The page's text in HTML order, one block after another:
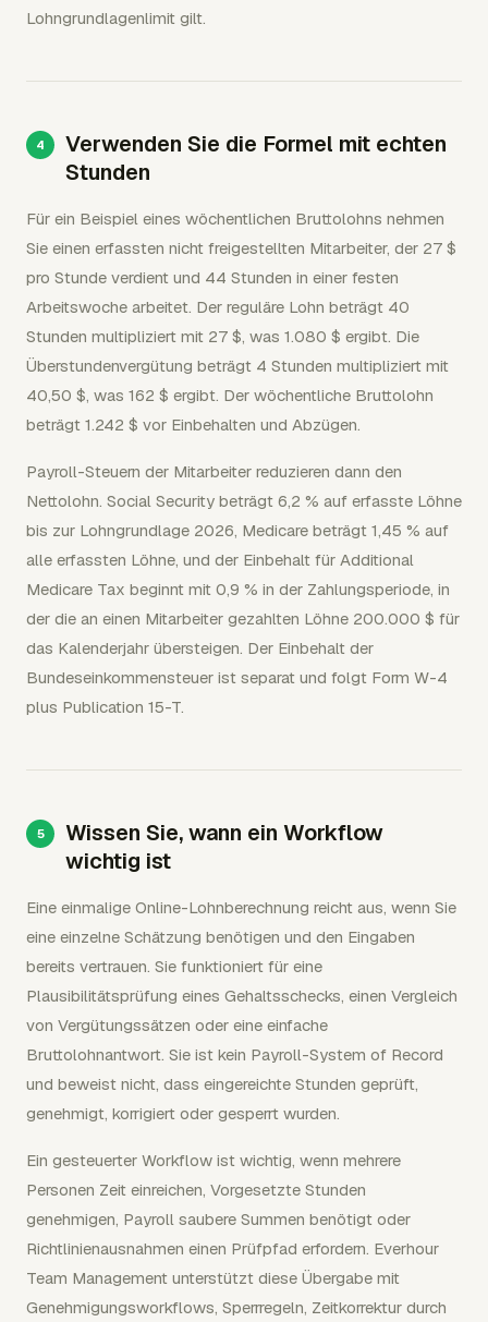
Lohngrundlagenlimit gilt.
Verwenden Sie die Formel mit echten
Stunden
Für ein Beispiel eines wöchentlichen Bruttolohns nehmen
Sie einen erfassten nicht freigestellten Mitarbeiter, der 27 $
pro Stunde verdient und 44 Stunden in einer festen
Arbeitswoche arbeitet. Der reguläre Lohn beträgt 40
Stunden multipliziert mit 27 $, was 1.080 $ ergibt. Die
Überstundenvergütung beträgt 4 Stunden multipliziert mit
40,50 $, was 162 $ ergibt. Der wöchentliche Bruttolohn
beträgt 1.242 $ vor Einbehalten und Abzügen.
Payroll-Steuern der Mitarbeiter reduzieren dann den
Nettolohn. Social Security beträgt 6,2 % auf erfasste Löhne
bis zur Lohngrundlage 2026, Medicare beträgt 1,45 % auf
alle erfassten Löhne, und der Einbehalt für Additional
Medicare Tax beginnt mit 0,9 % in der Zahlungsperiode, in
der die an einen Mitarbeiter gezahlten Löhne 200.000 $ für
das Kalenderjahr übersteigen. Der Einbehalt der
Bundeseinkommensteuer ist separat und folgt Form W-4
plus Publication 15-T.
Wissen Sie, wann ein Workflow
wichtig ist
Eine einmalige Online-Lohnberechnung reicht aus, wenn Sie
eine einzelne Schätzung benötigen und den Eingaben
bereits vertrauen. Sie funktioniert für eine
Plausibilitätsprüfung eines Gehaltsschecks, einen Vergleich
von Vergütungssätzen oder eine einfache
Bruttolohnantwort. Sie ist kein Payroll-System of Record
und beweist nicht, dass eingereichte Stunden geprüft,
genehmigt, korrigiert oder gesperrt wurden.
Ein gesteuerter Workflow ist wichtig, wenn mehrere
Personen Zeit einreichen, Vorgesetzte Stunden
genehmigen, Payroll saubere Summen benötigt oder
Richtlinienausnahmen einen Prüfpfad erfordern. Everhour
Team Management unterstützt diese Übergabe mit
Genehmigungsworkflows, Sperrregeln, Zeitkorrektur durch